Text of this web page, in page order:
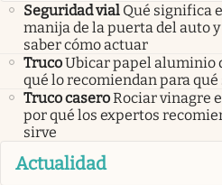
Seguridad vial Qué significa
manija de la puerta del auto
saber cómo actuar
TrucoUbicar papel aluminio
qué lo recomiendan para
Truco caseroRociar vinagre
por qué los expertos
sirve
Actualidad